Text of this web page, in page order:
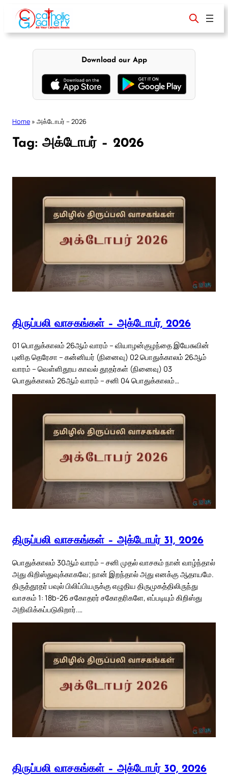
content
Download our App
Home » அக்டோபர் – 2026
Tag: அக்டோபர் – 2026
திருப்பலி வாசகங்கள் – அக்டோபர், 2026
01 பொதுக்காலம் 26ஆம் வாரம் – வியாழன்குழந்தை இயேசுவின்
புனித தெரேசா – கன்னியர் (நினைவு) 02 பொதுக்காலம் 26ஆம்
வாரம் – வெள்ளிதூய காவல் தூதர்கள் (நினைவு) 03
பொதுக்காலம் 26ஆம் வாரம் – சனி 04 பொதுக்காலம்…
திருப்பலி வாசகங்கள் – அக்டோபர் 31, 2026
பொதுக்காலம் 30ஆம் வாரம் – சனி முதல் வாசகம் நான் வாழ்ந்தால்
அது கிறிஸ்துவுக்காகவே; நான் இறந்தால் அது எனக்கு ஆதாயமே.
திருத்தூதர் பவுல் பிலிப்பியருக்கு எழுதிய திருமுகத்திலிருந்து
வாசகம் 1: 18b-26 சகோதரர் சகோதரிகளே, எப்படியும் கிறிஸ்து
அறிவிக்கப்படுகிறார்.…
திருப்பலி வாசகங்கள் – அக்டோபர் 30, 2026